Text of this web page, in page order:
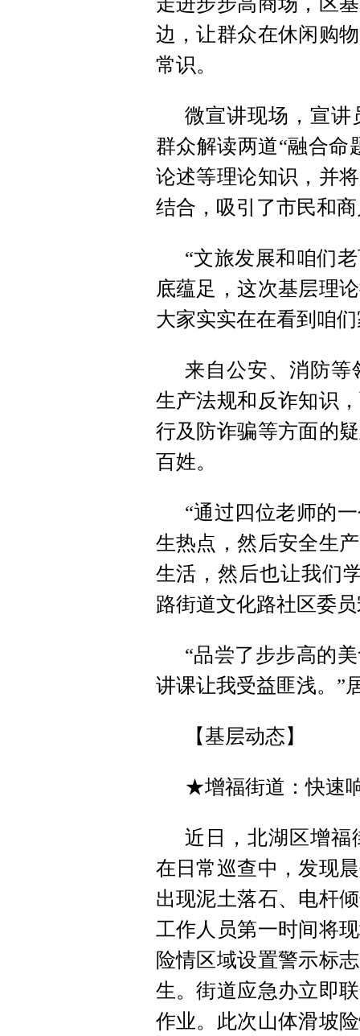
边，让群众在休闲购
常识。
微宣讲现场，宣讲
群众解读两道“融合命
论述等理论知识，并
结合，吸引了市民和
“文旅发展和咱们
底蕴足，这次基层理
大家实实在在看到咱
来自公安、消防
生产法规和反诈知识
行及防诈骗等方面的
百姓。
“通过四位老师的
生热点，然后安全生
生活，然后也让我们
路街道文化路社区委
“品尝了步步高的
讲课让我受益匪浅。”
【基层动态】
★增福街道：快速
近日，北湖区增福
在日常巡查中，发现
出现泥土落石、电杆
工作人员第一时间将
险情区域设置警示标
生。街道应急办立即
作业。此次山体滑坡